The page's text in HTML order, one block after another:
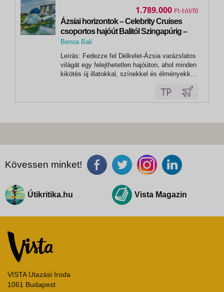
Ázsiai horizontok – Celebrity Cruises
csoportos hajóút Balitól Szingapúrig –
2026.12.29.-2027.01.15.
Benoa Bali
Leírás: Fedezze fel Délkelet-Ázsia varázslatos
világát egy felejthetetlen hajóúton, ahol minden
kikötés új illatokkal, színekkel és élményekkel
smaragdzöld rizsteraszai, Malajzia pezsgő
nagyvárosai és egzotikus szigetei, Thaiföld
1.789.000 Ft
Kövessen minket!
Útikritika.hu Vista Magazin
VISTA Utazási Iroda
1061 Budapest